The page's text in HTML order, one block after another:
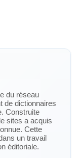
du réseau
de dictionnaires
Construite
sites a acquis
Cette
un travail
éditoriale.